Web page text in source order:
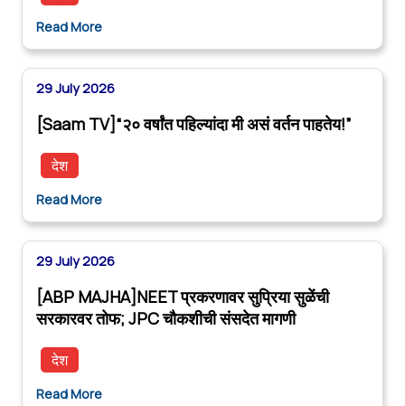
Read More
29 July 2026
[Saam TV]“२० वर्षांत पहिल्यांदा मी असं वर्तन पाहतेय!”
देश
Read More
29 July 2026
[ABP MAJHA]NEET प्रकरणावर सुप्रिया सुळेंची
सरकारवर तोफ; JPC चौकशीची संसदेत मागणी
देश
Read More